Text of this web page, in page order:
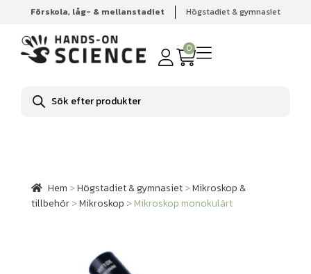
Förskola, låg- & mellanstadiet Högstadiet & gymnasiet
0
Produktsökning
Hem Högstadiet & gymnasiet
Mikroskop & tillbehör
Mikroskop
Mikroskop monokulärt
Hem >Högstadiet & gymnasiet>Mikroskop &
tillbehör>Mikroskop >Mikroskop monokulärt